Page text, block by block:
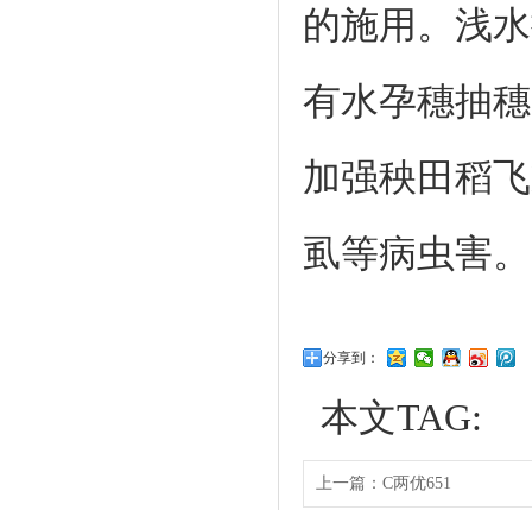
的施用。浅
有水孕穗抽
加强秧田稻
虱等病虫害。
分享到：
本文TAG:
上一篇： C两优651